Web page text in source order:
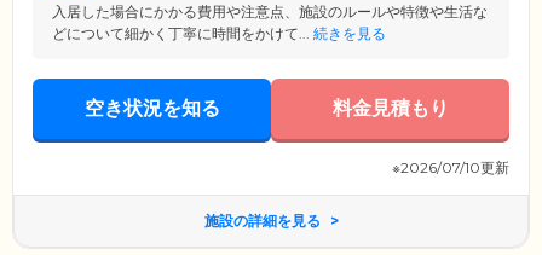
入居した場合にかかる費用や注意点、施設のルールや特徴や生活な
どについて細かく丁寧に時間をかけて... 続きを見る
空き状況を知る 料金見積もり
※2026/07/10更新
施設の詳細を見る